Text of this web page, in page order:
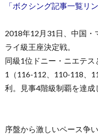
「ボクシング記事一覧リ
2018年12月31日、中国・
ライ級王座決定戦。
同級1位ドニー・ニエテ
1（116-112、110-118、
利。見事4階級制覇を達成
序盤から激しいペース争